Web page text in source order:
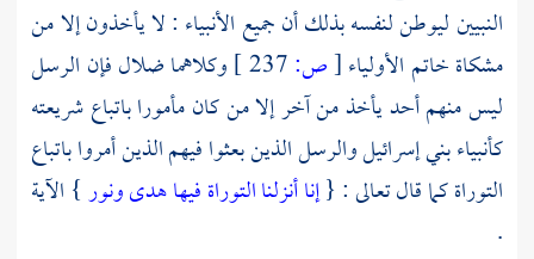
النبيين ليوطن لنفسه بذلك أن جميع الأنبياء : لا يأخذون إلا من
مشكاة خاتم الأولياء[ص:
وكلاهما ضلال فإن الرسل
ليس منهم أحد يأخذ من آخر إلا من كان مأمورا باتباع شريعته
كأنبياءبني إسرائيلوالرسل الذين بعثوا فيهم الذين أمروا باتباع
التوراة كما قال تعالى : {إنا أنزلنا التوراة فيها هدى ونور} الآية
.